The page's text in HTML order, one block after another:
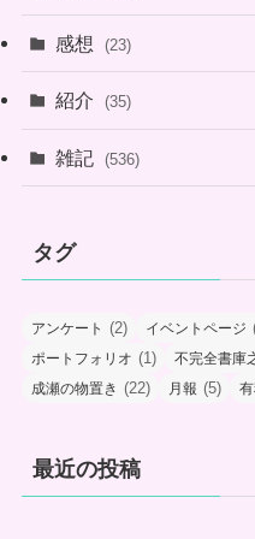
感想 (23)
紹介 (35)
雑記 (536)
タグ
アンケート (2) イベントページ
ポートフォリオ (1) 不完全書庫
成瀬の物置き (22) 月報 (5)
最近の投稿